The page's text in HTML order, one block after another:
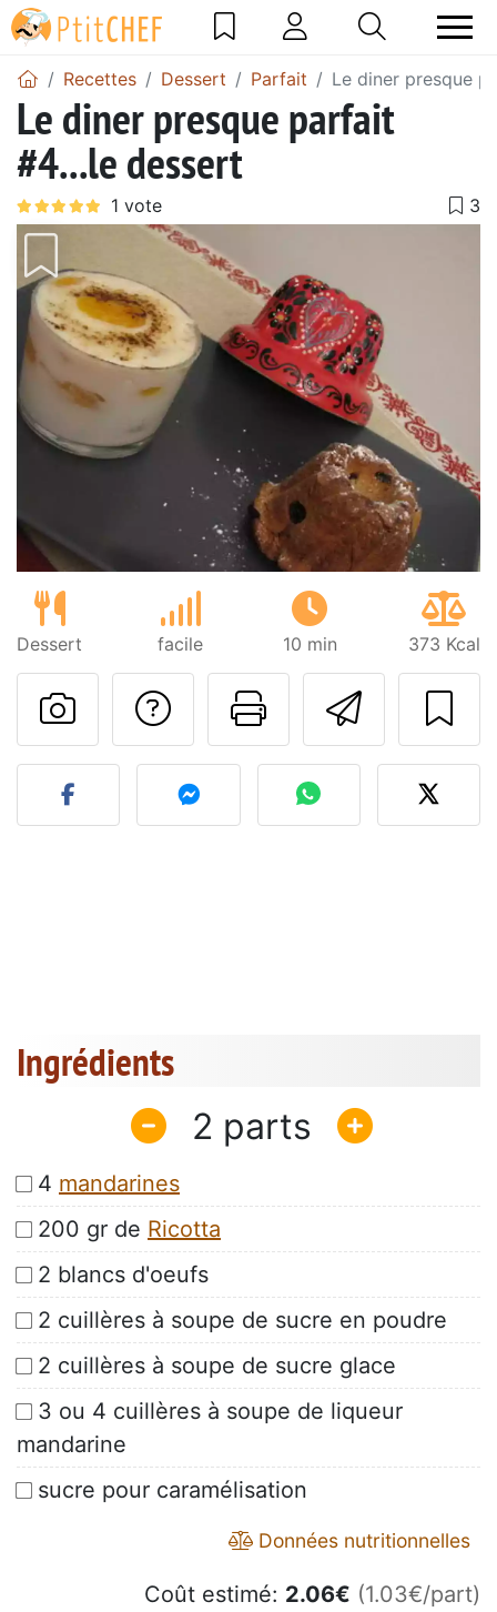
Recettes Dessert Parfait Le diner presque
Le diner presque parfait
#4...le dessert
Dessert facile 10 min 373 Kcal
Imprimer
Poser une
Publier votre photo de
Ingrédients
2
4 mandarines
200 gr de Ricotta
2 blancs d'oeufs
2 cuillères à soupe de sucre en poudre
2 cuillères à soupe de sucre glace
3 ou 4 cuillères à soupe de liqueur
mandarine
sucre pour caramélisation
Données nutritionnelles
Coût estimé: 2.06€ (1.03€/part)